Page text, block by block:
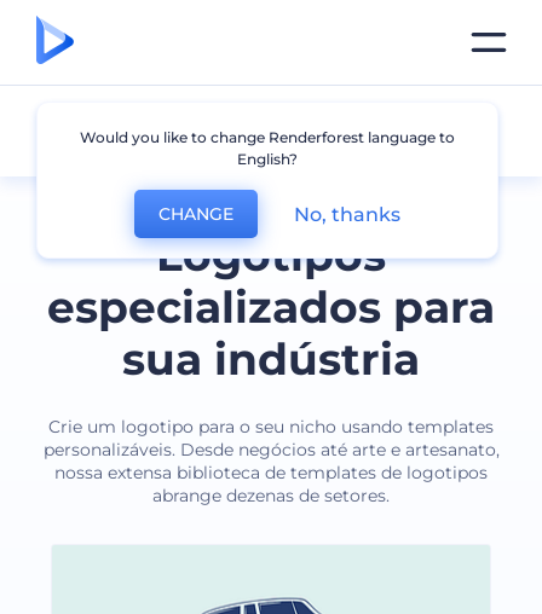
Logotipos
especializados para
sua indústria
Crie um logotipo para o seu nicho usando templates
personalizáveis. Desde negócios até arte e artesanato,
nossa extensa biblioteca de templates de logotipos
abrange dezenas de setores.
Indústria
Would you like to change Renderforest language to
English?
CHANGE No, thanks